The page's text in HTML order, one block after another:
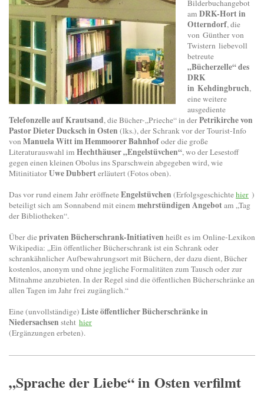
Bilderbuchangebot
am DRK-Hort in
Otterndorf, die
von Günther von
Twistern liebevoll
betreute
„Bücherzelle“ des
DRK
in Kehdingbruch,
eine weitere
ausgediente
Telefonzelle auf Krautsand, die Bücher-„Prieche“ in derPetrikirche von
Pastor Dieter Ducksch in Osten (lks.), der Schrank vor der Tourist-Info
von Manuela Witt im Hemmoorer Bahnhofoder die große
Literaturauswahl im Hechthäuser „Engelstüvchen“, wo der Lesestoff
gegen einen kleinen Obolus ins Sparschwein abgegeben wird, wie
MitinitiatorUwe Dubberterläutert (Fotos oben).
Das vor rund einem Jahr eröffneteEngelstüvchen (Erfolgsgeschichtehier )
beteiligt sich am Sonnabend mit einem mehrstündigen Angebotam „Tag
der Bibliotheken“.
Über dieprivaten Bücherschrank-Initiativen heißt es im Online-Lexikon
Wikipedia: „Ein öffentlicher Bücherschrank ist ein Schrank oder
schrankähnlicher Aufbewahrungsort mit Büchern, der dazu dient, Bücher
kostenlos, anonym und ohne jegliche Formalitäten zum Tausch oder zur
Mitnahme anzubieten. In der Regel sind die öffentlichen Bücherschränke an
allen Tagen im Jahr frei zugänglich.“
Eine (unvollständige) Liste öffentlicher Bücherschränke in
Niedersachsen steht hier
(Ergänzungen erbeten).
„Sprache der Liebe“ in Osten verfilmt